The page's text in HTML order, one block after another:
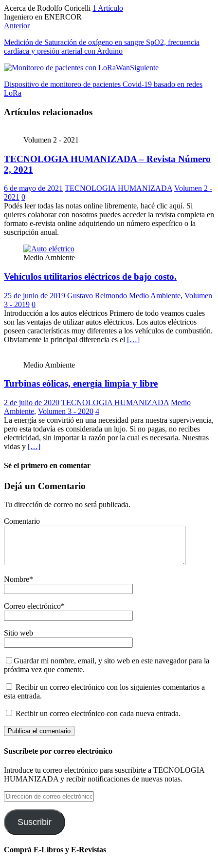
Acerca de Rodolfo Coricelli 1 Artículo
Ingeniero en ENERCOR
Sitio
Anterior
Medición de Saturación de oxígeno en sangre SpO2, frecuencia
cardíaca y presión arterial con Arduino
Siguiente
Dispositivo de monitoreo de pacientes Covid-19 basado en redes
LoRa
Artículos relacionados
Volumen 2 - 2021
TECNOLOGIA HUMANIZADA – Revista Número
2, 2021
6 de mayo de 2021 TECNOLOGIA HUMANIZADA Volumen 2 -
2021 0
Podés leer todas las notas online libremente, hacé clic aquí. Si
quieres colaborar con nosotros puedes acceder la revista completa en
formato e-revista online adquiriendo un número específico o la
suscripción anual.
Medio Ambiente
Vehículos utilitarios eléctricos de bajo costo.
25 de junio de 2019 Gustavo Reimondo Medio Ambiente, Volumen
3 - 2019 0
Introducción a los autos eléctricos Primero de todo veamos cuales
son las ventajas de utilizar autos eléctricos. Los autos eléctricos
poseen características muy diferentes a los vehículos de combustión.
Obviamente la principal diferencia es el […]
Medio Ambiente
Turbinas eólicas, energía limpia y libre
2 de julio de 2020 TECNOLOGIA HUMANIZADA Medio
Ambiente, Volumen 3 - 2020 4
La energía se convirtió en una necesidad para nuestra supervivencia,
pero esta todavía es considerada un lujo. Si no pagas, no recibes
electricidad, sin importar la razón por la cual es necesaria. Nuestras
vidas y […]
Sé el primero en comentar
Dejá un Comentario
Tu dirección de correo no será publicada.
Comentario
Nombre*
Correo electrónico*
Sitio web
Guardar mi nombre, email, y sito web en este navegador para la
próxima vez que comente.
Recibir un correo electrónico con los siguientes comentarios a
esta entrada.
Recibir un correo electrónico con cada nueva entrada.
Suscríbete por correo electrónico
Introduce tu correo electrónico para suscribirte a TECNOLOGIA
HUMANIZADA y recibir notificaciones de nuevas notas.
Dirección
de
correo
electrónico
Suscribir
Comprá E-Libros y E-Revistas